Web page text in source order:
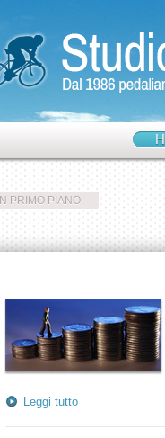
IN PRIMO PIANO
Leggi tutto